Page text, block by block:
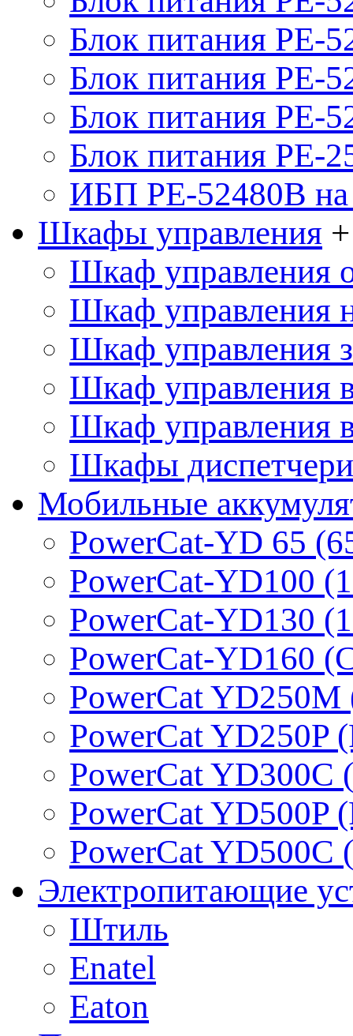
Блок питания PE-
Блок питания PE-
Блок питания PE-
Блок питания PE-
ИБП PE-52480B
Шкафы управления +
Шкаф управления
Шкаф управления
Шкаф управления
Шкаф управления
Шкаф управления
Шкафы
Мобильные
PowerCat-YD 65
PowerCat-YD100
PowerCat-YD130
PowerCat-YD160
PowerCat YD250M
PowerCat YD250P
PowerCat YD300C
PowerCat YD500P
PowerCat YD500C
Электропитающие
Штиль
Enatel
Eaton